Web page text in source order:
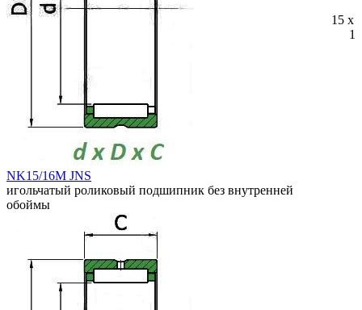
NK15/16M JNS
игольчатый роликовый подшипник без внутренней
обоймы
15 x
16